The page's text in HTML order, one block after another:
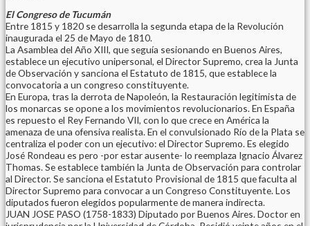
El Congreso de Tucumán
Entre 1815 y 1820 se desarrolla la segunda etapa de la Revolución
inaugurada el 25 de Mayo de 1810.
La Asamblea del Año XIII, que seguía sesionando en Buenos Aires,
establece un ejecutivo unipersonal, el Director Supremo, crea la Junta
de Observación y sanciona el Estatuto de 1815, que establece la
convocatoria a un congreso constituyente.
En Europa, tras la derrota de Napoleón, la Restauración legitimista de
los monarcas se opone a los movimientos revolucionarios. En España
es repuesto el Rey Fernando VII, con lo que crece en América la
amenaza de una ofensiva realista. En el convulsionado Río de la Plata se
centraliza el poder con un ejecutivo: el Director Supremo. Es elegido
José Rondeau es pero -por estar ausente- lo reemplaza Ignacio Álvarez
Thomas. Se establece también la Junta de Observación para controlar
al Director. Se sanciona el Estatuto Provisional de 1815 que faculta al
Director Supremo para convocar a un Congreso Constituyente. Los
diputados fueron elegidos popularmente de manera indirecta.
JUAN JOSE PASO (1758-1833) Diputado por Buenos Aires. Doctor en